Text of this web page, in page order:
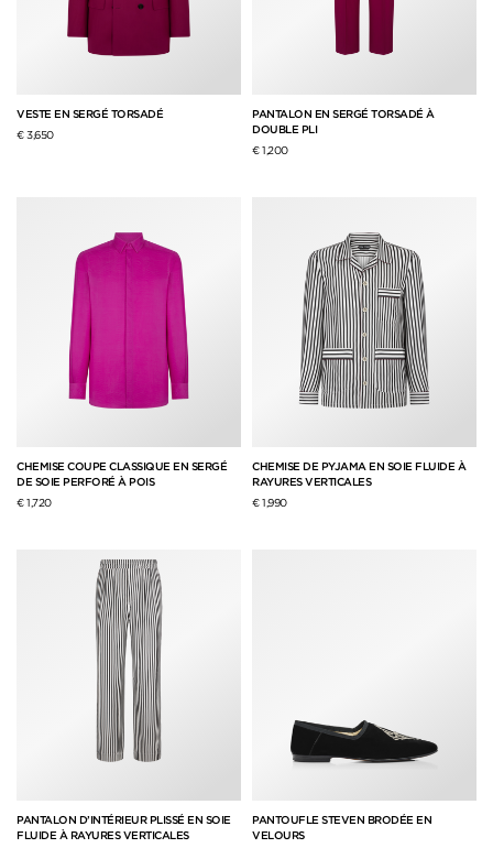
VESTE EN SERGÉ TORSADÉ
€ 3,650
PANTALON EN SERGÉ TORSADÉ À
DOUBLE PLI
€ 1,200
CHEMISE COUPE CLASSIQUE EN SERGÉ
DE SOIE PERFORÉ À POIS
€ 1,720
CHEMISE DE PYJAMA EN SOIE FLUIDE À
RAYURES VERTICALES
€ 1,990
PANTALON D’INTÉRIEUR PLISSÉ EN SOIE
FLUIDE À RAYURES VERTICALES
PANTOUFLE STEVEN BRODÉE EN
VELOURS